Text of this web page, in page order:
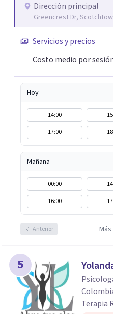
Dirección principal
Greencrest Dr,
Servicios y precios
Costo medio por
Hoy
14:00
17:00
Mañana
00:00
16:00
Anterior
5
Terapia